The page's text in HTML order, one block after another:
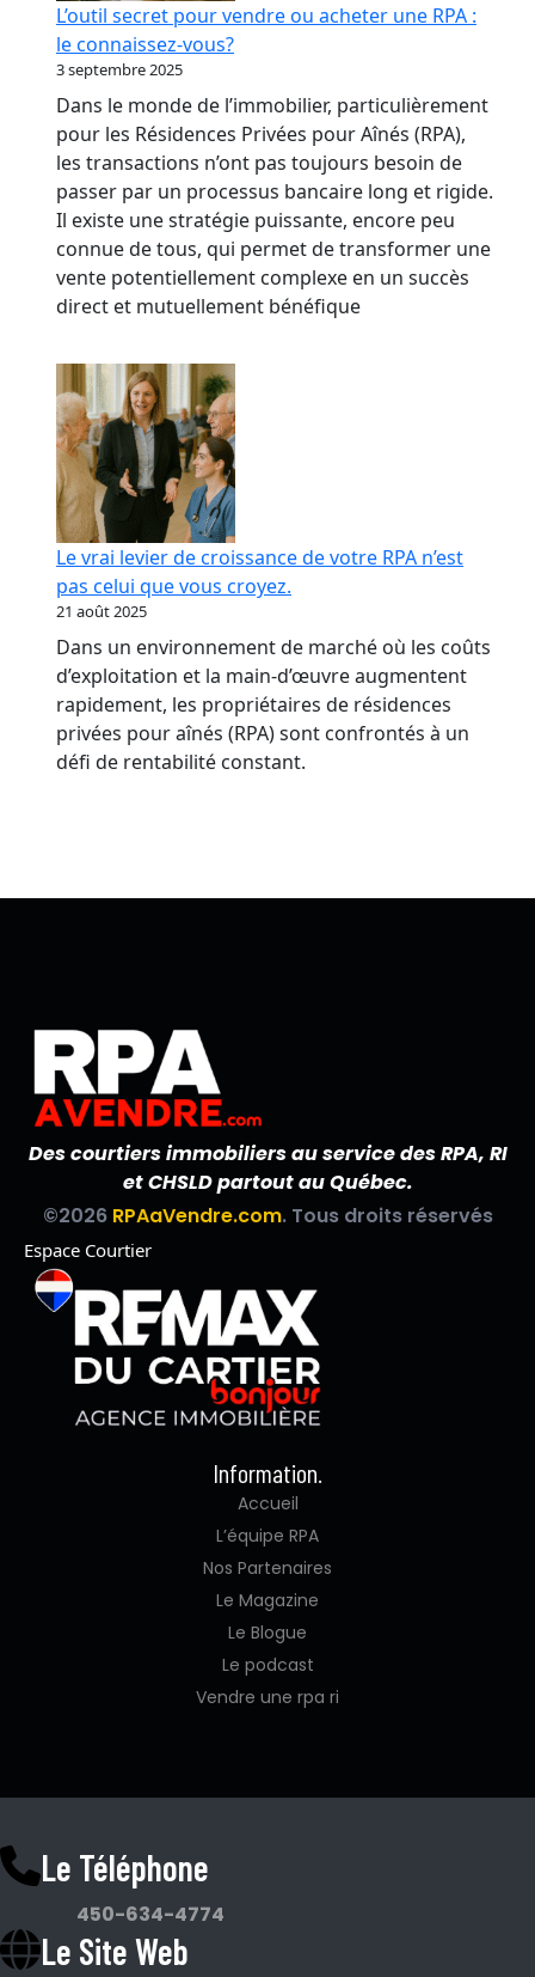
L’outil secret pour vendre ou acheter une RPA :
le connaissez-vous?
3 septembre 2025
Dans le monde de l’immobilier, particulièrement
pour les Résidences Privées pour Aînés (RPA),
les transactions n’ont pas toujours besoin de
passer par un processus bancaire long et rigide.
Il existe une stratégie puissante, encore peu
connue de tous, qui permet de transformer une
vente potentiellement complexe en un succès
direct et mutuellement bénéfique
Le vrai levier de croissance de votre RPA n’est
pas celui que vous croyez.
21 août 2025
Dans un environnement de marché où les coûts
d’exploitation et la main-d’œuvre augmentent
rapidement, les propriétaires de résidences
privées pour aînés (RPA) sont confrontés à un
défi de rentabilité constant.
Des courtiers immobiliers au service des RPA, RI
et CHSLD partout au Québec.
©2026 RPAaVendre.com. Tous droits réservés
Espace Courtier
Information.
Accueil
L’équipe RPA
Nos Partenaires
Le Magazine
Le Blogue
Le podcast
Vendre une rpa ri
Le Téléphone
450-634-4774
Le Site Web